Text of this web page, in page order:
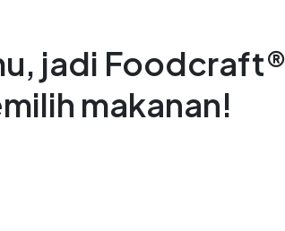
jadi
makanan!